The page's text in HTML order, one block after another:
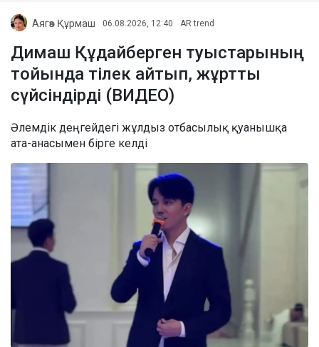
Аягөз Құрмаш 06.08.2026, 12:40 AR trend
Димаш Құдайберген туыстарының
тойында тілек айтып, жұртты
сүйсіндірді (ВИДЕО)
Әлемдік деңгейдегі жұлдыз отбасылық қуанышқа
ата-анасымен бірге келді